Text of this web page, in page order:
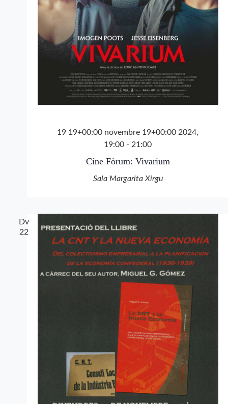
19 19+00:00 novembre 19+00:00 2024,
19:00 - 21:00
Cine Fòrum: Vivarium
Sala Margarita Xirgu
Dv
22